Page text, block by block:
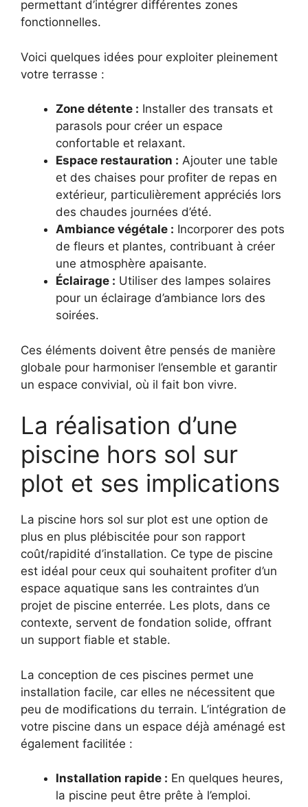
permettant d’intégrer différentes zones
fonctionnelles.
Voici quelques idées pour exploiter pleinement
votre terrasse :
Zone détente : Installer des transats et
parasols pour créer un espace
confortable et relaxant.
Espace restauration : Ajouter une table
et des chaises pour profiter de repas en
extérieur, particulièrement appréciés lors
des chaudes journées d’été.
Ambiance végétale : Incorporer des pots
de fleurs et plantes, contribuant à créer
une atmosphère apaisante.
Éclairage : Utiliser des lampes solaires
pour un éclairage d’ambiance lors des
soirées.
Ces éléments doivent être pensés de manière
globale pour harmoniser l’ensemble et garantir
un espace convivial, où il fait bon vivre.
La réalisation d’une
piscine hors sol sur
plot et ses implications
La piscine hors sol sur plot est une option de
plus en plus plébiscitée pour son rapport
coût/rapidité d’installation. Ce type de piscine
est idéal pour ceux qui souhaitent profiter d’un
espace aquatique sans les contraintes d’un
projet de piscine enterrée. Les plots, dans ce
contexte, servent de fondation solide, offrant
un support fiable et stable.
La conception de ces piscines permet une
installation facile, car elles ne nécessitent que
peu de modifications du terrain. L’intégration de
votre piscine dans un espace déjà aménagé est
également facilitée :
Installation rapide : En quelques heures,
la piscine peut être prête à l’emploi.